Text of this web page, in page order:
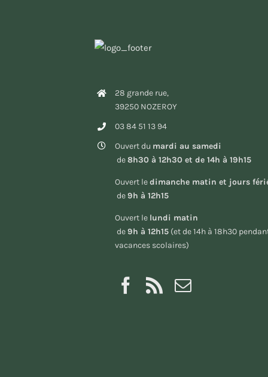
28 grande rue,
39250 NOZEROY
03 84 51 13 94
Ouvert du mardi au samedi
de8h30 à 12h30 et de 14h à 19h15
Ouvert ledimanche matin et jours
de9h à 12h15
Ouvert le lundi matin
de9h à 12h15(et de 14h à 18h30
vacances scolaires)